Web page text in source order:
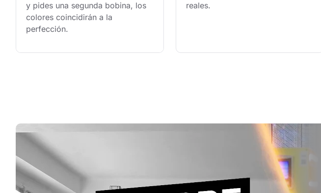
y pides una segunda bobina, los
colores coincidirán a la
perfección.
reales.